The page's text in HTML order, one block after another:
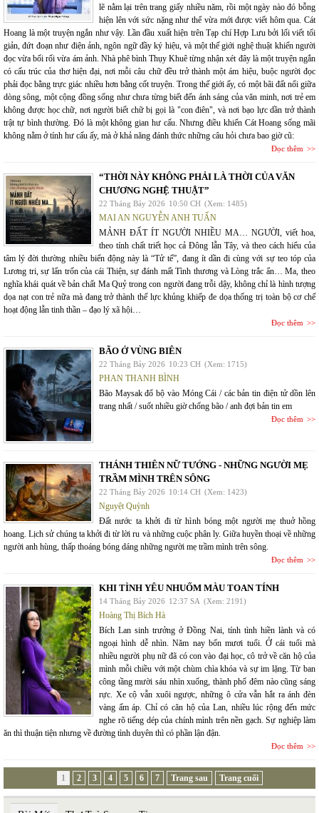
lẽ nằm lại trên trang giấy nhiều năm, rồi một ngày nào đó bỗng
hiện lên với sức nặng như thể vừa mới được viết hôm qua. Cát
Hoang là một truyện ngắn như vậy. Lần đầu xuất hiện trên Tạp chí Hợp Lưu bởi lối viết tối
giản, đứt đoạn như điện ảnh, ngôn ngữ đầy ký hiệu, và một thế giới nghệ thuật khiến người
đọc vừa bối rối vừa ám ảnh. Nhà phê bình Thụy Khuê từng nhận xét đây là một truyện ngắn
có cấu trúc của thơ hiện đại, nơi mỗi câu chữ đều trở thành một ám hiệu, buộc người đọc
phải đọc bằng trực giác nhiều hơn bằng cốt truyện. Trong thế giới ấy, có một bãi đất nổi giữa
dòng sông, một cộng đồng sống như chưa từng biết đến ánh sáng của văn minh, nơi trẻ em
không được học chữ, nơi người biết chữ bị gọi là "con điên", và nơi bạo lực dần trở thành
trật tự bình thường. Đó là một không gian hư cấu. Nhưng điều khiến Cát Hoang sống mãi
không nằm ở tính hư cấu ấy, mà ở khả năng đánh thức những câu hỏi chưa bao giờ cũ:
Đọc thêm
“THỜI NÀY KHÔNG PHẢI LÀ THỜI CỦA VĂN
CHƯƠNG NGHỆ THUẬT”
22 Tháng Bảy 2026 10:50 CH (Xem: 1485)
MAI AN NGUYỄN ANH TUẤN
MẢNH ĐẤT ÍT NGƯỜI NHIỀU MA… NGƯỜI, viết hoa,
theo tính chất triết học cả Đông lẫn Tây, và theo cách hiểu của
tâm lý đời thường nhiều biến động này là “Tử tế”, đang ít dần đi cùng với sự teo tóp của
Lương tri, sự lẩn trốn của cái Thiện, sự đánh mất Tình thương và Lòng trắc ẩn… Ma, theo
nghĩa khái quát về bản chất Ma Quỷ trong con người đang trỗi dậy, không chỉ là hình tượng
dọa nạt con trẻ nữa mà đang trở thành thế lực khủng khiếp đe dọa thống trị toàn bộ cơ chế
hoạt động lẫn tinh thần – đạo lý xã hội…
Đọc thêm
BÃO Ở VÙNG BIÊN
22 Tháng Bảy 2026 10:23 CH (Xem: 1715)
PHAN THANH BÌNH
Bão Maysak đổ bộ vào Móng Cái / các bản tin điện tử dồn lên
trang nhất / suốt nhiều giờ chống bão / anh đợi bản tin em
Đọc thêm
THÁNH THIÊN NỮ TƯỚNG - NHỮNG NGƯỜI MẸ
TRẦM MÌNH TRÊN SÔNG
22 Tháng Bảy 2026 10:14 CH (Xem: 1423)
Nguyệt Quỳnh
Đất nước ta khởi đi từ hình bóng một người mẹ thuở hồng
hoang. Lịch sử chúng ta khởi đi từ lời ru và những cuộc phân ly. Giữa huyền thoại về những
người anh hùng, thấp thoáng bóng dáng những người mẹ trầm mình trên sông.
Đọc thêm
KHI TÌNH YÊU NHUỐM MÀU TOAN TÍNH
14 Tháng Bảy 2026 12:37 SA (Xem: 2191)
Hoàng Thị Bích Hà
Bích Lan sinh trưởng ở Đồng Nai, tính tình hiền lành và có
ngoại hình dễ nhìn. Năm nay bốn mươi tuổi. Ở cái tuổi mà
nhiều người phụ nữ đã có con vào đại học, cô trở về căn hộ của
mình mỗi chiều với một chùm chìa khóa và sự im lặng. Từ ban
công tầng mười sáu nhìn xuống, thành phố đêm nào cũng sáng
rực. Xe cộ vẫn xuôi ngược, những ô cửa vẫn hắt ra ánh đèn
vàng ấm áp. Chỉ có căn hộ của Lan, nhiều lúc rộng đến mức
nghe rõ tiếng dép của chính mình trên nền gạch. Sự nghiệp làm
ăn thì thuận tiện nhưng về đường tình duyên thì có phần lận đận.
Đọc thêm
1 2 3 4 5 6 7 Trang sau Trang cuối